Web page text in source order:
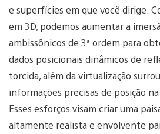
e superfícies em que você dirige.
em 3D, podemos aumentar a
ambissônicos de 3ª ordem para
dados posicionais dinâmicos de
torcida, além da virtualização
informações precisas de posição
Esses esforços visam criar uma
altamente realista e envolvente